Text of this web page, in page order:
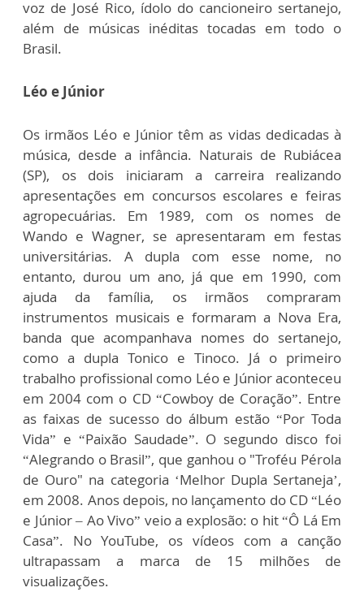
voz de José Rico, ídolo do cancioneiro sertanejo,
além de músicas inéditas tocadas em todo o
Brasil.
Léo e Júnior
Os irmãos Léo e Júnior têm as vidas dedicadas à
música, desde a infância. Naturais de Rubiácea
(SP), os dois iniciaram a carreira realizando
apresentações em concursos escolares e feiras
agropecuárias. Em 1989, com os nomes de
Wando e Wagner, se apresentaram em festas
universitárias. A dupla com esse nome, no
entanto, durou um ano, já que em 1990, com
ajuda da família, os irmãos compraram
instrumentos musicais e formaram a Nova Era,
banda que acompanhava nomes do sertanejo,
como a dupla Tonico e Tinoco. Já o primeiro
trabalho profissional como Léo e Júnior aconteceu
em 2004 com o CD “Cowboy de Coração”. Entre
as faixas de sucesso do álbum estão “Por Toda
Vida” e “Paixão Saudade”. O segundo disco foi
“Alegrando o Brasil”, que ganhou­­ o "Troféu Pérola
de Ouro" na categoria ‘Melhor Dupla Sertaneja’,
em 2008. Anos depois, no lançamento do CD “Léo
e Júnior – Ao Vivo” veio a explosão: o hit “Ô Lá Em
Casa”. No YouTube, os vídeos com a canção
ultrapassam a marca de 15 milhões de
visualizações.